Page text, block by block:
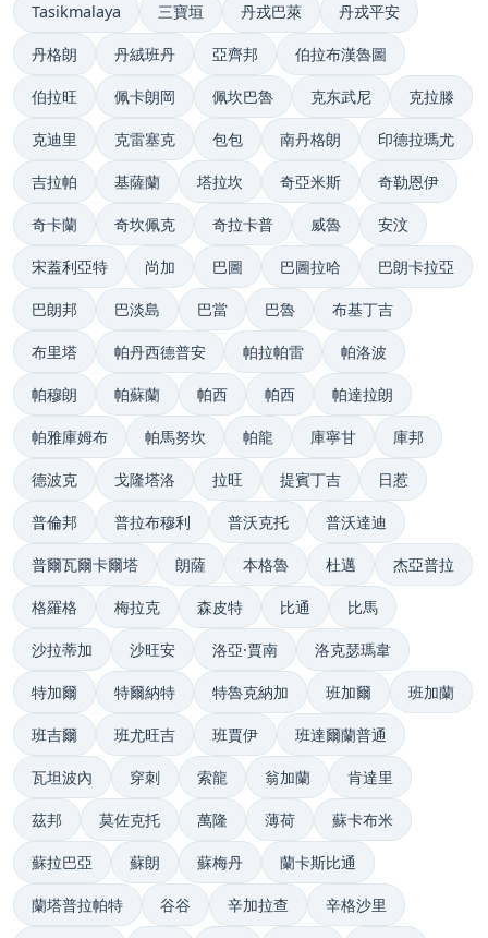
Tasikmalaya 三寶垣 丹戎巴萊 丹戎平安
丹格朗 丹絨班丹 亞齊邦 伯拉布漢魯圖
伯拉旺 佩卡朗岡 佩坎巴魯 克东武尼 克拉滕
克迪里 克雷塞克 包包 南丹格朗 印德拉瑪尤
吉拉帕 基薩蘭 塔拉坎 奇亞米斯 奇勒恩伊
奇卡蘭 奇坎佩克 奇拉卡普 威魯 安汶
宋蓋利亞特 尚加 巴圖 巴圖拉哈 巴朗卡拉亞
巴朗邦 巴淡島 巴當 巴魯 布基丁吉
布里塔 帕丹西德普安 帕拉帕雷 帕洛波
帕穆朗 帕蘇蘭 帕西 帕西 帕達拉朗
帕雅庫姆布 帕馬努坎 帕龍 庫寧甘 庫邦
德波克 戈隆塔洛 拉旺 提賓丁吉 日惹
普倫邦 普拉布穆利 普沃克托 普沃達迪
普爾瓦爾卡爾塔 朗薩 本格魯 杜邁 杰亞普拉
格羅格 梅拉克 森皮特 比通 比馬
沙拉蒂加 沙旺安 洛亞·賈南 洛克瑟瑪韋
特加爾 特爾納特 特魯克納加 班加爾 班加蘭
班吉爾 班尤旺吉 班賈伊 班達爾蘭普通
瓦坦波內 穿刺 索龍 翁加蘭 肯達里
茲邦 莫佐克托 萬隆 薄荷 蘇卡布米
蘇拉巴亞 蘇朗 蘇梅丹 蘭卡斯比通
蘭塔普拉帕特 谷谷 辛加拉查 辛格沙里